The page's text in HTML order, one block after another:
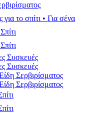
το σπίτι • Για σένα
Συσκευές
Συσκευές
Σερβιρίσματος
Σερβιρίσματος